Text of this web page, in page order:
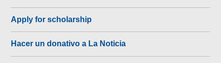
Apply for scholarship
Hacer un donativo a La Noticia